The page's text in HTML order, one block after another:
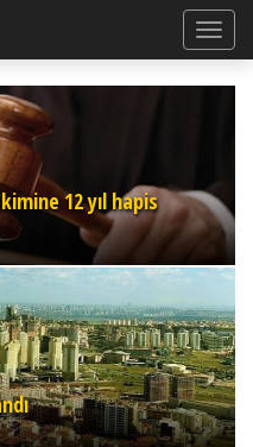
12 yıl hapis